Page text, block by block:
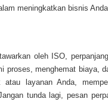
meningkatkan bisnis
oleh ISO,
proses, menghemat biaya,
atau layanan Anda,
tunda lagi, pesan